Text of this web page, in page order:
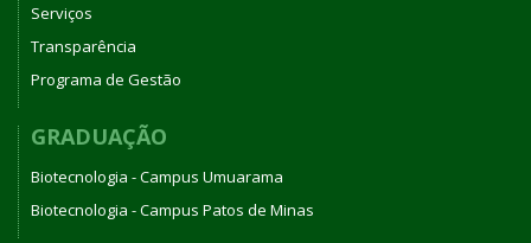
Serviços
Transparência
Programa de Gestão
GRADUAÇÃO
Biotecnologia - Campus Umuarama
Biotecnologia - Campus Patos de Minas